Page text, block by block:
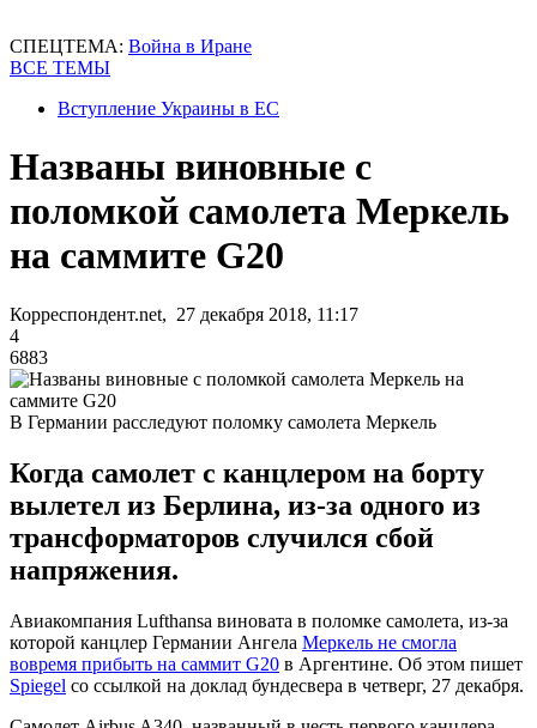
СПЕЦТЕМА: Война в Иране
ВСЕ ТЕМЫ
Вступление Украины в ЕС
Названы виновные с
поломкой самолета Меркель
на саммите G20
Корреспондент.net, 27 декабря 2018, 11:17
4
6883
В Германии расследуют поломку самолета Меркель
Когда самолет с канцлером на борту
вылетел из Берлина, из-за одного из
трансформаторов случился сбой
напряжения.
Авиакомпания Lufthansa виновата в поломке самолета, из-за
которой канцлер Германии Ангела Меркель не смогла
вовремя прибыть на саммит G20 в Аргентине. Об этом пишет
Spiegel со ссылкой на доклад бундесвера в четверг, 27 декабря.